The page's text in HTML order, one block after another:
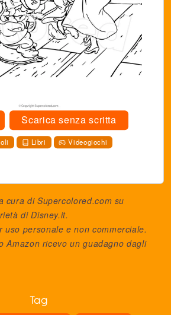
Scarica senza scritta
Libri Videogiochi
cura di Supercolored.com su
diDisney.it.
uso personale e non commerciale.
Amazon ricevo un guadagno dagli
Tag